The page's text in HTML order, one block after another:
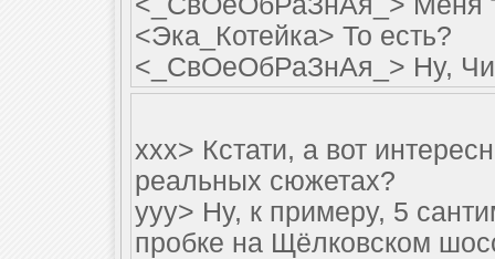
<Эка_Котейка> То есть?
<_СвОеОбРаЗнАя_> Ну,
xxx> Кстати, а вот
реальных сюжетах?
yyy> Ну, к примеру, 5
пробке на Щёлковском